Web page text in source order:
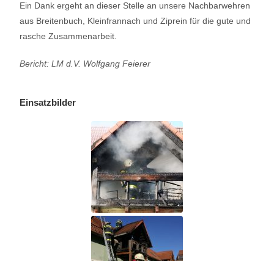
Ein Dank ergeht an dieser Stelle an unsere Nachbarwehren
aus Breitenbuch, Kleinfrannach und Ziprein für die gute und
rasche Zusammenarbeit.
Bericht: LM d.V. Wolfgang Feierer
Einsatzbilder